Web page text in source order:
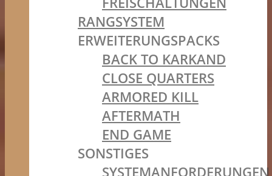
RANGSYSTEM
ERWEITERUNGSPACKS
BACK TO KARKAND
CLOSE QUARTERS
ARMORED KILL
AFTERMATH
END GAME
SONSTIGES